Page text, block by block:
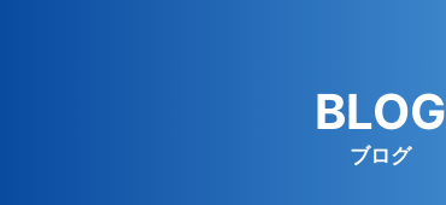
BLOG
ブログ